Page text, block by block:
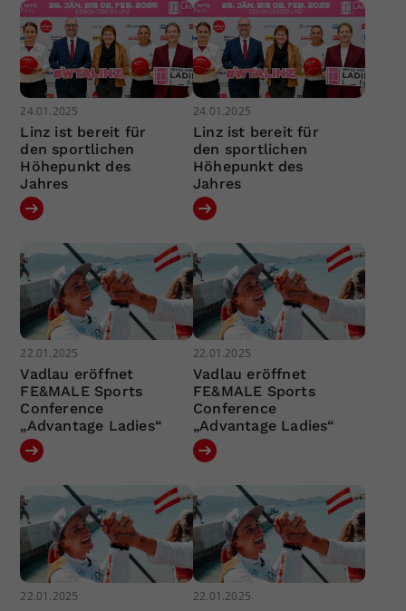
24.01.2025
Linz ist bereit für
den sportlichen
Höhepunkt des
Jahres
24.01.2025
Linz ist bereit für
den sportlichen
Höhepunkt des
Jahres
22.01.2025
Vadlau eröffnet
FE&MALE Sports
Conference
„Advantage Ladies“
22.01.2025
Vadlau eröffnet
FE&MALE Sports
Conference
„Advantage Ladies“
22.01.2025 22.01.2025